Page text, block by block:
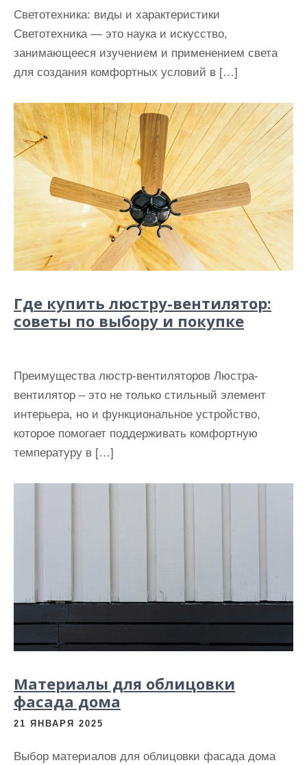
Светотехника: виды и характеристики
Светотехника — это наука и искусство,
занимающееся изучением и применением света
для создания комфортных условий в […]
Где купить люстру-вентилятор:
советы по выбору и покупке
Преимущества люстр-вентиляторов Люстра-
вентилятор – это не только стильный элемент
интерьера, но и функциональное устройство,
которое помогает поддерживать комфортную
температуру в […]
Материалы для облицовки
фасада дома
21 ЯНВАРЯ 2025
Выбор материалов для облицовки фасада дома